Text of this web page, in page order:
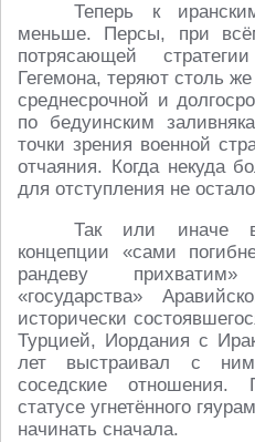
Теперь к
меньше. Персы, при
потрясающей
Гегемона, теряют столь
среднесрочной и
по бедуинским
точки зрения военной
отчаяния. Когда некуда
для отступления не
Так или иначе
концепции «сами
рандеву
«государства»
исторически
Турцией, Иордания с
лет выстраивал с
соседские отношения.
статусе угнетённого
начинать сначала.